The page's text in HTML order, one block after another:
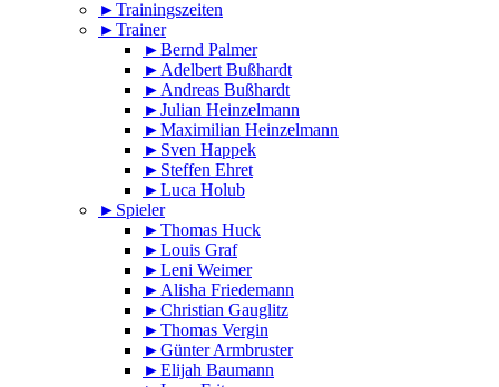
►Trainingszeiten
►Trainer
►Bernd Palmer
►Adelbert Bußhardt
►Andreas Bußhardt
►Julian Heinzelmann
►Maximilian Heinzelmann
►Sven Happek
►Steffen Ehret
►Luca Holub
►Spieler
►Thomas Huck
►Louis Graf
►Leni Weimer
►Alisha Friedemann
►Christian Gauglitz
►Thomas Vergin
►Günter Armbruster
►Elijah Baumann